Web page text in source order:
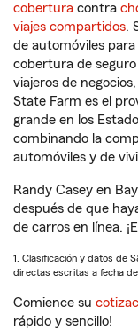
cobertura contra
viajes compartidos.
de automóviles
cobertura de
viajeros de
State Farm es el
grande en los
combinando la
automóviles y de
Randy Casey en
después de que
de carros en línea.
1. Clasificación y datos de
directas escritas a fecha
Comience su
rápido y sencillo!